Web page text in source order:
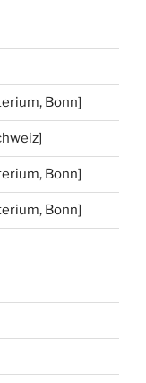
Bonn]
Bonn]
Bonn]